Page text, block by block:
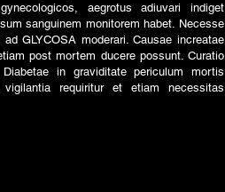
aegrotus adiuvari indiget
sanguinem monitorem habet. Necesse
GLYCOSA moderari. Causae increatae
post mortem ducere possunt. Curatio
in graviditate periculum mortis
requiritur et etiam necessitas